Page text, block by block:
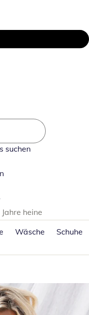
suchen
heine
Wäsche Schuhe